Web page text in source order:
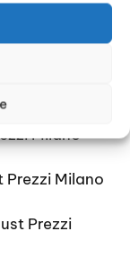
Milano
Milano
Prezzi Milano
Prezzi